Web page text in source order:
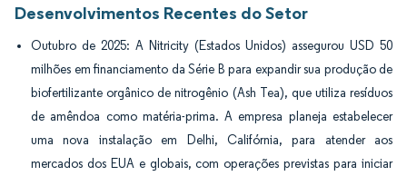
Desenvolvimentos Recentes do Setor
Outubro de 2025: A Nitricity (Estados Unidos) assegurou USD 50
milhões em financiamento da Série B para expandir sua produção de
biofertilizante orgânico de nitrogênio (Ash Tea), que utiliza resíduos
de amêndoa como matéria-prima. A empresa planeja estabelecer
uma nova instalação em Delhi, Califórnia, para atender aos
mercados dos EUA e globais, com operações previstas para iniciar